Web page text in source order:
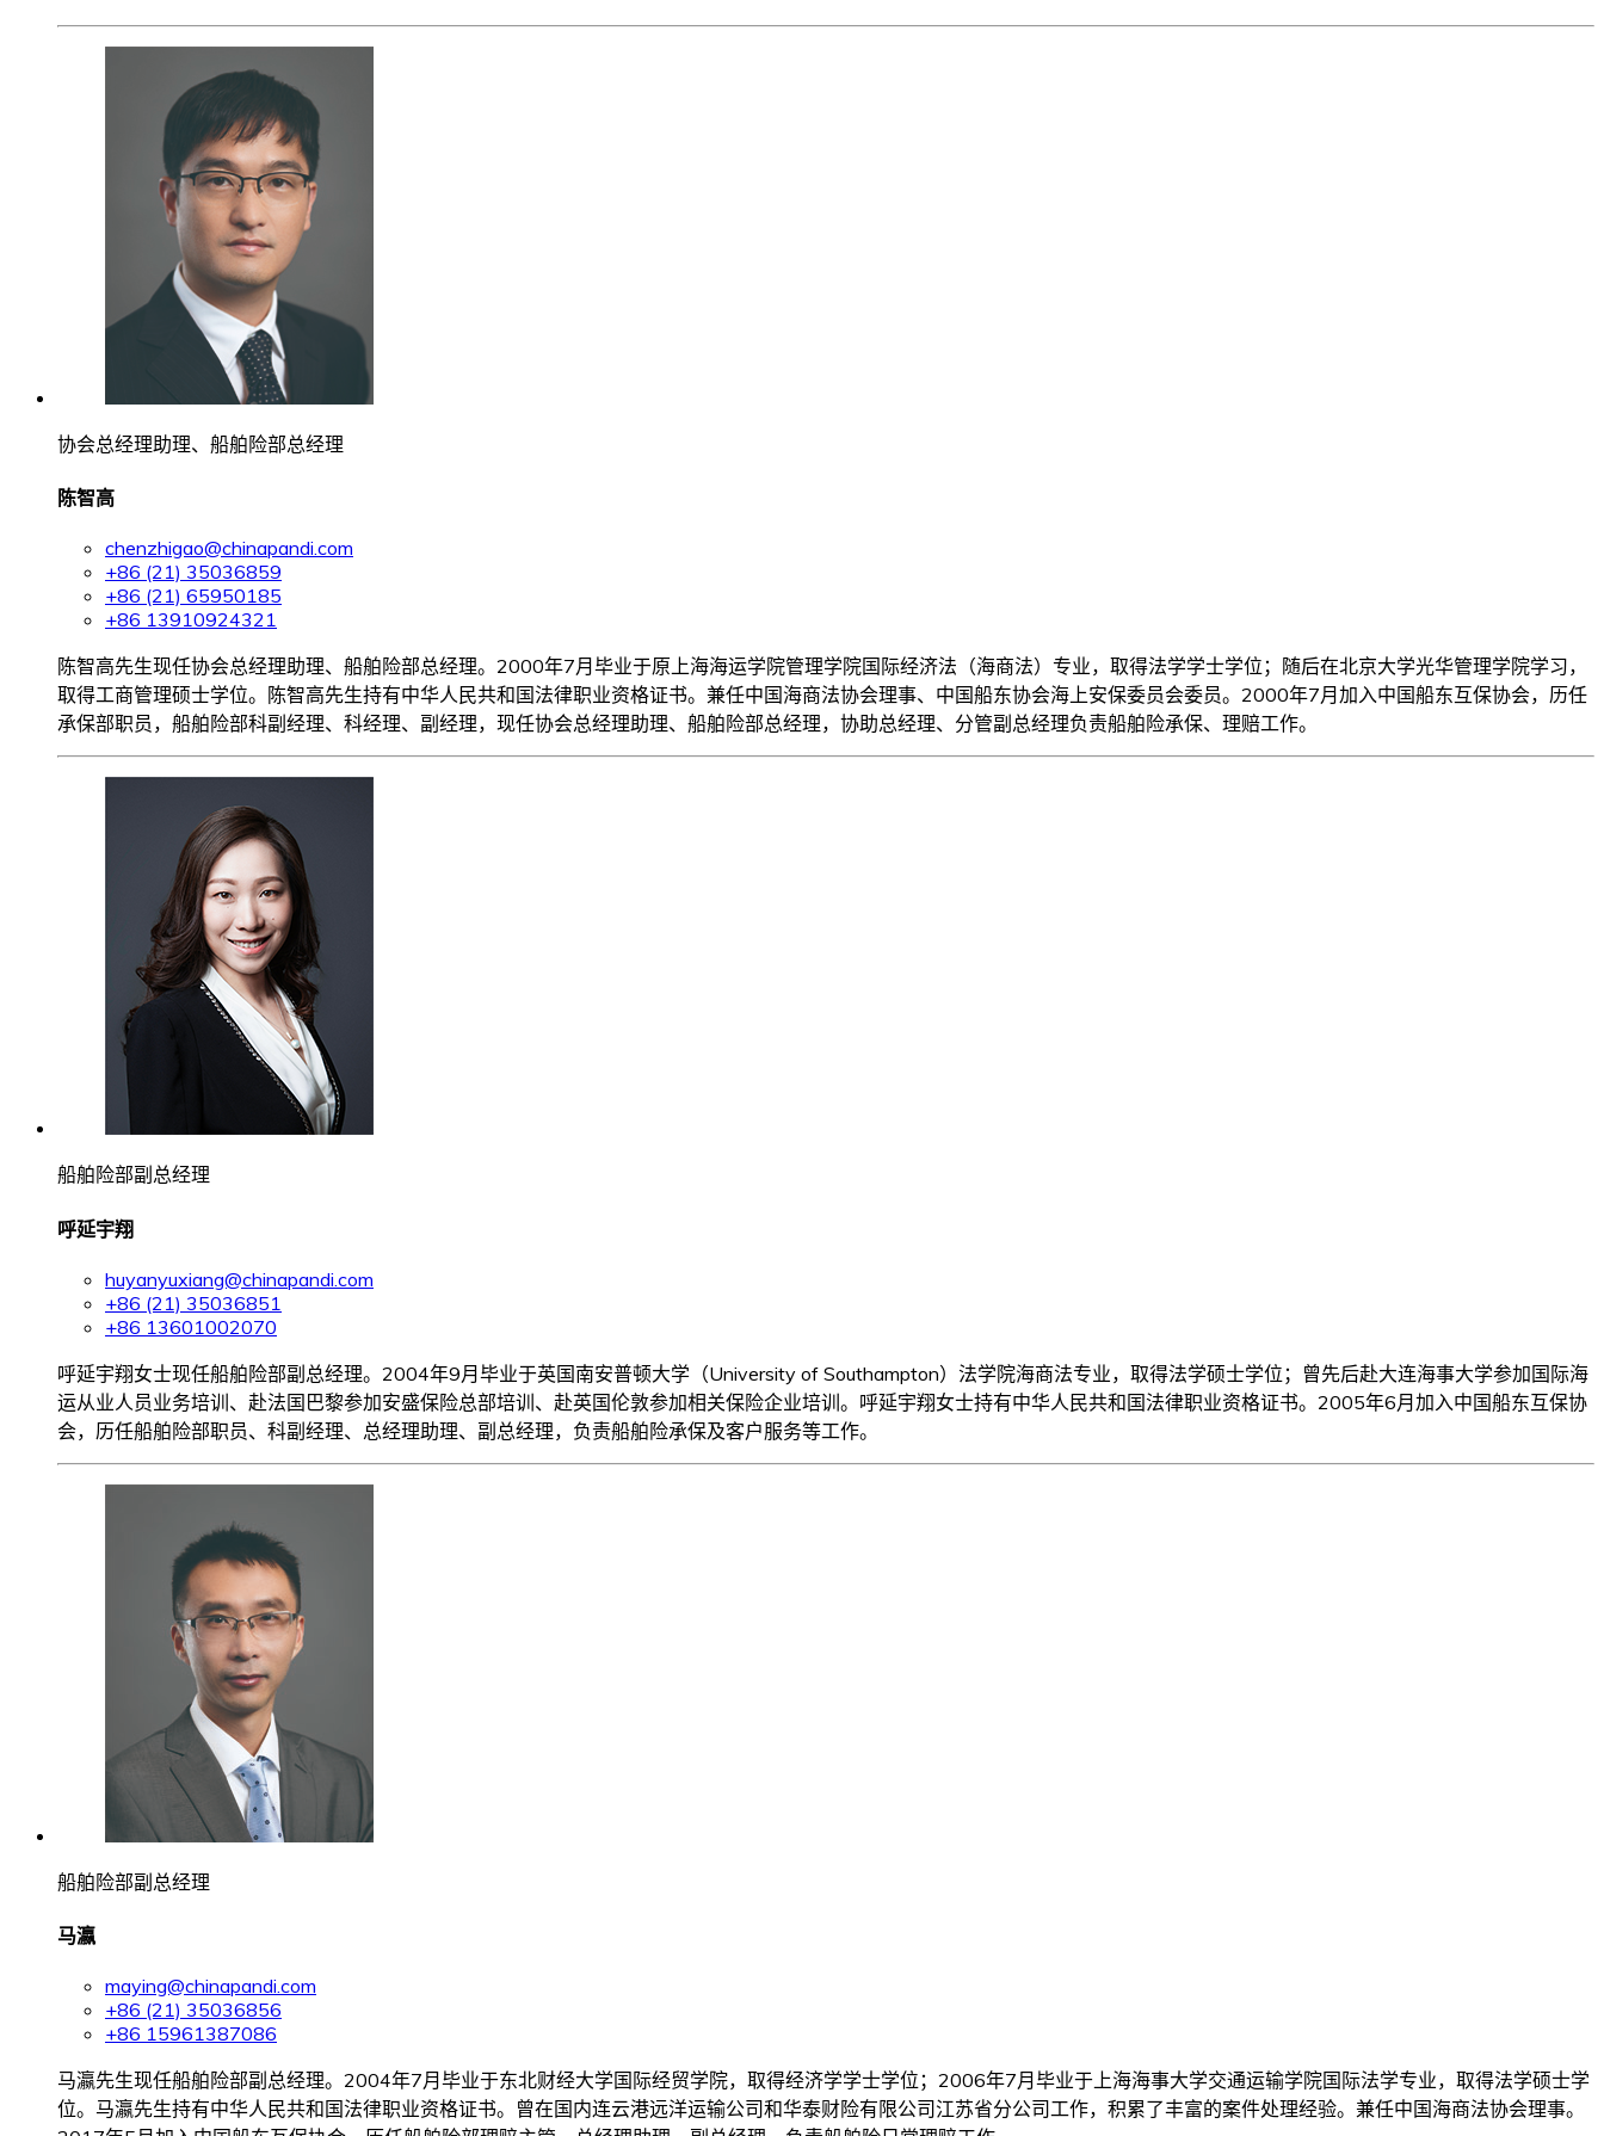
协会总经理助理、船舶险部总经理
陈智高
chenzhigao@chinapandi.com
+86 (21) 35036859
+86 (21) 65950185
+86 13910924321
陈智高先生现任协会总经理助理、船舶险部总经理。2000年7月毕业于原上海海运学院管理学院国际经济法（海商法）专业，取得法学学士学位；随后在北京大学光华管理学院学习，
取得工商管理硕士学位。陈智高先生持有中华人民共和国法律职业资格证书。兼任中国海商法协会理事、中国船东协会海上安保委员会委员。2000年7月加入中国船东互保协会，历任
承保部职员，船舶险部科副经理、科经理、副经理，现任协会总经理助理、船舶险部总经理，协助总经理、分管副总经理负责船舶险承保、理赔工作。
船舶险部副总经理
呼延宇翔
huyanyuxiang@chinapandi.com
+86 (21) 35036851
+86 13601002070
呼延宇翔女士现任船舶险部副总经理。2004年9月毕业于英国南安普顿大学（University of Southampton）法学院海商法专业，取得法学硕士学位；曾先后赴大连海事大学参加国际海
运从业人员业务培训、赴法国巴黎参加安盛保险总部培训、赴英国伦敦参加相关保险企业培训。呼延宇翔女士持有中华人民共和国法律职业资格证书。2005年6月加入中国船东互保协
会，历任船舶险部职员、科副经理、总经理助理、副总经理，负责船舶险承保及客户服务等工作。
船舶险部副总经理
马瀛
maying@chinapandi.com
+86 (21) 35036856
+86 15961387086
马瀛先生现任船舶险部副总经理。2004年7月毕业于东北财经大学国际经贸学院，取得经济学学士学位；2006年7月毕业于上海海事大学交通运输学院国际法学专业，取得法学硕士学
位。马瀛先生持有中华人民共和国法律职业资格证书。曾在国内连云港远洋运输公司和华泰财险有限公司江苏省分公司工作，积累了丰富的案件处理经验。兼任中国海商法协会理事。